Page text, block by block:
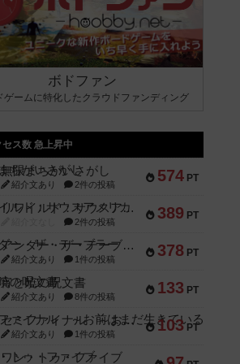
ボドファン
ゲームに特化したクラウドファンディング
セス数 急上昇中
574 PT
無限まちがいさがし
紹介文あり 2件の投稿
389 PT
リワイルド：サウスアメリカ
2件の投稿
378 PT
アンダー・ザ・テーブラー
紹介文あり 1件の投稿
133 PT
宵と暁の呪文書
紹介文あり 8件の投稿
103 PT
セミファイナル ～お前はまだ生きている～
紹介文あり 1件の投稿
ワン・トゥ・ファイブ